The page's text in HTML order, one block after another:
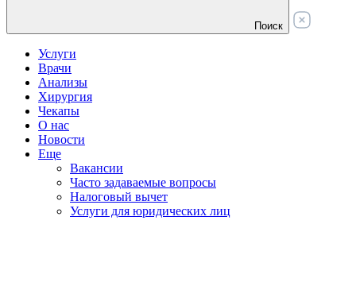
Поиск
Услуги
Врачи
Анализы
Хирургия
Чекапы
О нас
Новости
Еще
Вакансии
Часто задаваемые вопросы
Налоговый вычет
Услуги для юридических лиц